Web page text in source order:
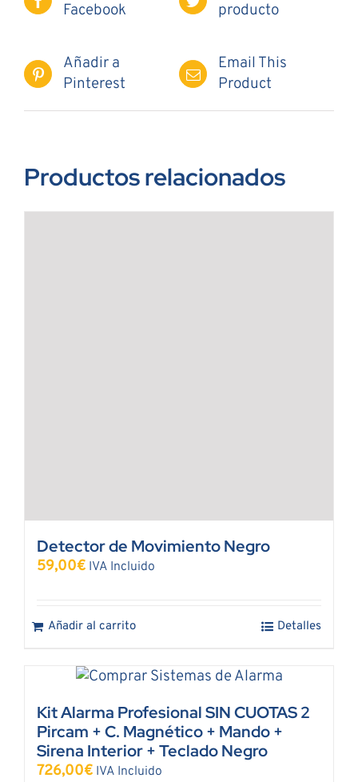
Facebook
producto
Añadir a
Pinterest
Email This
Product
Productos relacionados
Detector de Movimiento Negro
59,00€ IVA Incluido
Añadir al carrito Detalles
Kit Alarma Profesional SIN CUOTAS 2
Pircam + C. Magnético + Mando +
Sirena Interior + Teclado Negro
726,00€ IVA Incluido